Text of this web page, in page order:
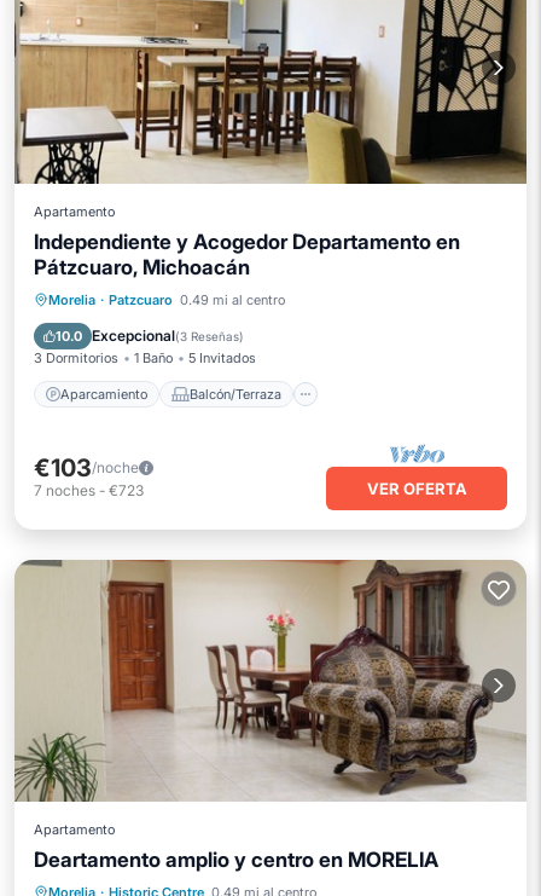
Apartamento
Independiente y Acogedor Departamento en
Pátzcuaro, Michoacán
Morelia · Patzcuaro 0.49 mi al centro
10.0 Excepcional(3 Reseñas)
3 Dormitorios 1 Baño 5 Invitados
Aparcamiento Balcón/Terraza
Aparcamiento
Balcón/Terraza
Cocina
Internet
€103/noche
7 noches - €723 VER OFERTA
Apartamento
Deartamento amplio y centro en MORELIA
Morelia · Historic Centre 0.49 mi al centro
Cocina Internet
Apto para niños